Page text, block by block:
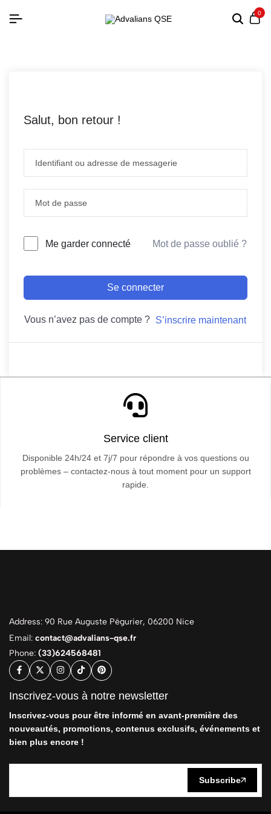
0
Salut, bon retour !
Me garder connecté Mot de passe oublié ?
Se connecter
Vous n’avez pas de compte ? S’inscrire maintenant
Service client
Disponible 24h/24 et 7j/7 pour répondre à vos questions ou
problèmes – contactez-nous à tout moment pour un support
rapide.
Address: 90 Rue Auguste Pégurier, 06200 Nice
Email: contact@advalians-qse.fr
Phone: (33)624568481
Inscrivez-vous à notre newsletter
Inscrivez-vous pour être informé en avant-première des
nouveautés, promotions, contenus exclusifs, événements et
bien plus encore !
Subscribe